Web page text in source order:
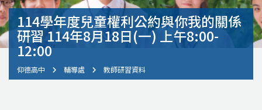
114學年度兒童權利公約與你我的關係
研習 114年8月18日(一) 上午8:00-
12:00
仰德高中 輔導處 教師研習資料